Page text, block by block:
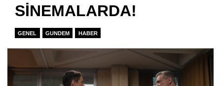
SİNEMALARDA!
GENEL GUNDEM HABER